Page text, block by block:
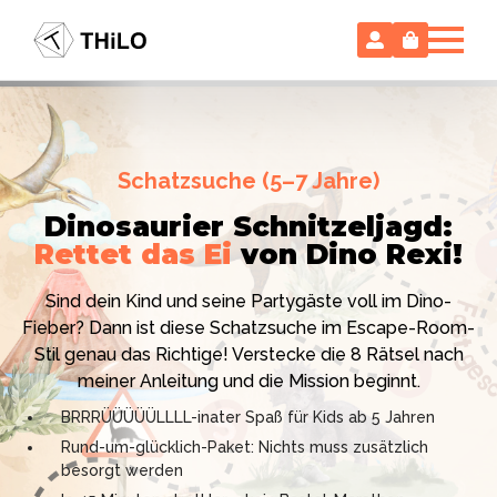
Hollywood-Action im
Kinderzimmer – ohne
Vorbereitungsstress!
Ich bin THiLO, "Dein SPIEGEL"-Bestseller-Autor und
TV-Profi (ZDF "1, 2 oder 3"). Entdecke jetzt meine
Schatzsuchen und Escape Rooms zum Sofort-
Download. Und natürlich meine Ebooks.
Schatzsuche (5–7 Jahre)
Dinosaurier Schnitzeljagd:
Rettet das Ei von Dino Rexi!
Sind dein Kind und seine Partygäste voll im Dino-
Fieber? Dann ist diese Schatzsuche im Escape-Room-
Stil genau das Richtige! Verstecke die 8 Rätsel nach
meiner Anleitung und die Mission beginnt.
BRRRÜÜÜÜÜLLLL-inater Spaß für Kids ab 5 Jahren
Rund-um-glücklich-Paket: Nichts muss zusätzlich
besorgt werden
Escape Room (ab 8 oder 12 Jahre)
Locked-up Agents: Im Labor
des Virologen
Das gab es noch nie: Verwandele dein Zuhause in ein
High-Tech Labor! Unser 24-seitiges PDF enthält alles:
Mission, Agentenausweise, Rätsel und Requisiten.
Knackt den Fall in 90 Minuten!
Kniffliger Rätselspaß für 2 bis 6 Spieler (8 - 11 oder 12–
99 Jahre)
Professionelles PDF: Agentenausweise & Schilder
inklusive